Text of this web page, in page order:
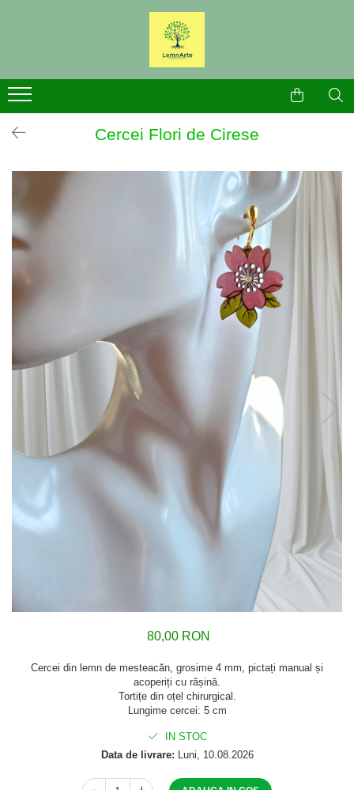
Brose
Broșe Craciun
Cercei Flori de Cirese
80,00 RON
Cercei din lemn de mesteacăn, grosime 4 mm, pictați manual și
acoperiți cu rășină.
Tortițe din oțel chirurgical.
Lungime cercei: 5 cm
IN STOC
Data de livrare: Luni, 10.08.2026